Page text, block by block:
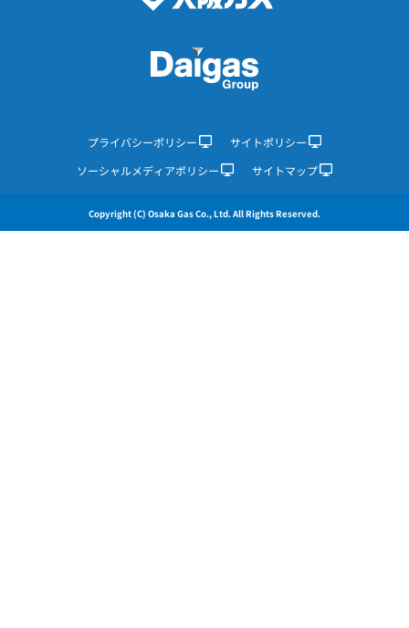
プライバシーポリシー
サイトポリシー
ソーシャルメディアポリシー
サイトマップ
Copyright (C) Osaka Gas Co., Ltd. All Rights Reserved.